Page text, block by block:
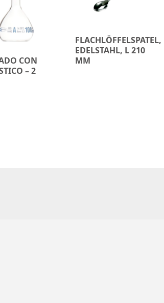
CON
– 2
FLACHLÖFFELSPATEL,
EDELSTAHL, L 210
MM